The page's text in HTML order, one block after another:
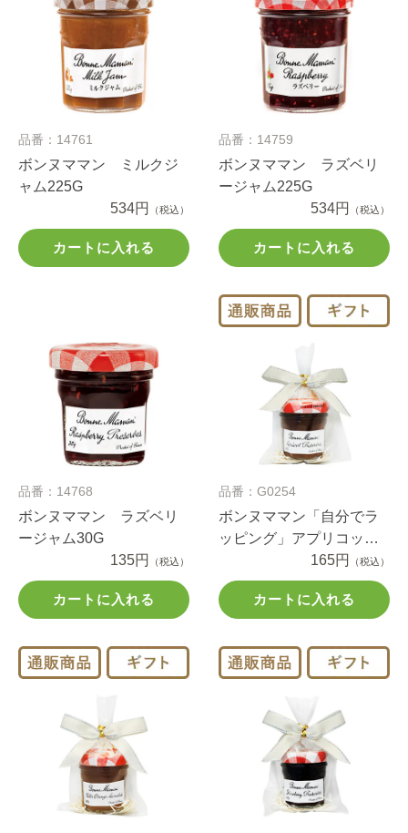
品番：14761
ボンヌママン ミルクジ
ャム225G
534円
（税込）
カートに入れる
品番：14759
ボンヌママン ラズベリ
ージャム225G
534円
（税込）
カートに入れる
品番：14768
ボンヌママン ラズベリ
ージャム30G
135円
（税込）
カートに入れる
品番：G0254
ボンヌママン「自分でラ
ッピング」アプリコット
プチジャム（1セット）
165円 （税込）
カートに入れる